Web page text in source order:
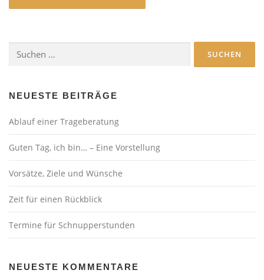
nach:
NEUESTE BEITRÄGE
Ablauf einer Trageberatung
Guten Tag, ich bin… – Eine Vorstellung
Vorsätze, Ziele und Wünsche
Zeit für einen Rückblick
Termine für Schnupperstunden
NEUESTE KOMMENTARE